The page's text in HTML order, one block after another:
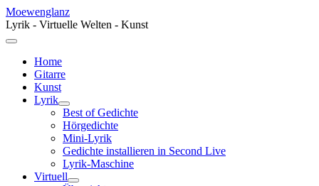
Moewenglanz
Lyrik - Virtuelle Welten - Kunst
Home
Gitarre
Kunst
Lyrik
Best of Gedichte
Hörgedichte
Mini-Lyrik
Gedichte installieren in Second Live
Lyrik-Maschine
Virtuell